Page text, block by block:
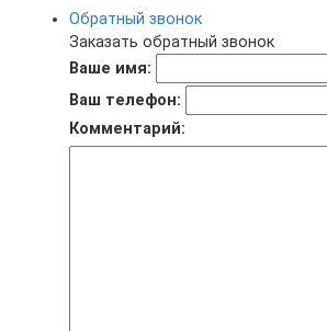
Обратный звонок
Заказать обратный звонок
Ваше имя:
Ваш телефон:
Комментарий: